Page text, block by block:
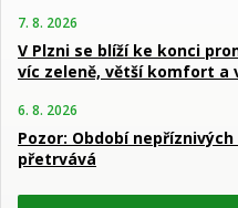
7. 8. 2026
V Plzni se blíží ke konci
víc zeleně, větší komfort a
6. 8. 2026
Pozor: Období
přetrvává